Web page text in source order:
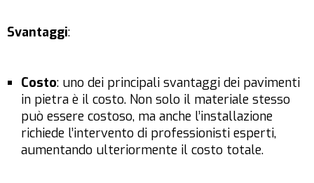
Svantaggi:
Costo: uno dei principali svantaggi dei pavimenti
in pietra è il costo. Non solo il materiale stesso
può essere costoso, ma anche l’installazione
richiede l’intervento di professionisti esperti,
aumentando ulteriormente il costo totale.